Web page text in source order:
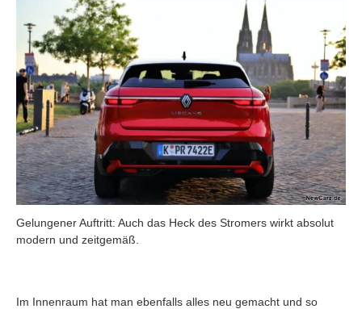
Gelungener Auftritt: Auch das Heck des Stromers wirkt absolut
modern und zeitgemäß.
Im Innenraum hat man ebenfalls alles neu gemacht und so